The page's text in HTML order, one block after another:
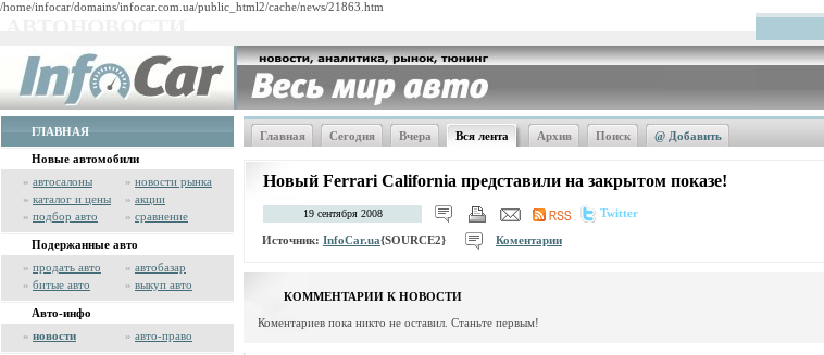
/home/infocar/domains/infocar.com.ua/public_html2/cache/news/21863.htm
ГЛАВНАЯ
Новые автомобили
» автосалоны » новости рынка
» каталог и цены » акции
» подбор авто » сравнение
Подержанные авто
» продать авто » автобазар
» битые авто » выкуп авто
Авто-инфо
» новости » авто-право
Главная Сегодня Вчера Вся лента Архив Поиск @ Добавить
Новый Ferrari California представили на закрытом показе!
19 сентября 2008 Twitter
Источник: InfoCar.ua{SOURCE2} Коментарии
КОММЕНТАРИИ К НОВОСТИ
Коментариев пока никто не оставил. Станьте первым!